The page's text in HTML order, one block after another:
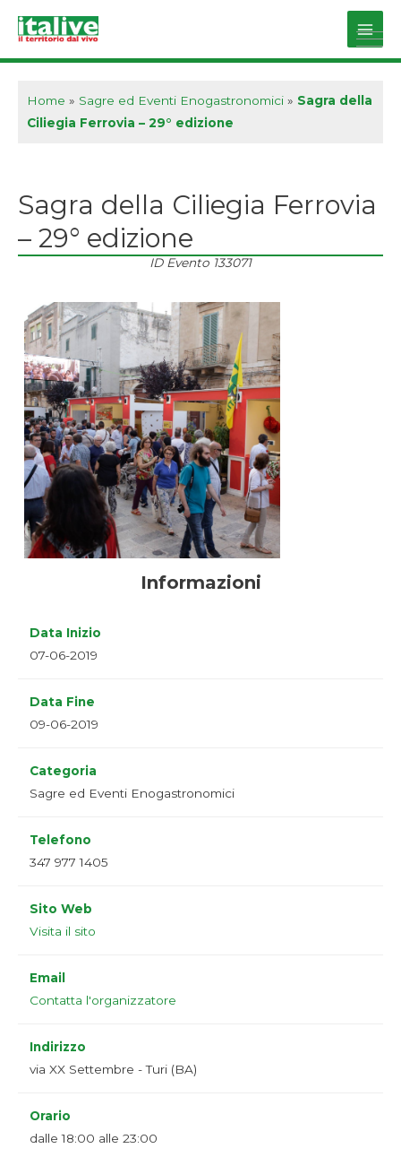
Main
Home » Sagre ed Eventi Enogastronomici » Sagra della
Ciliegia Ferrovia – 29° edizione
Sagra della Ciliegia Ferrovia
– 29° edizione
ID Evento 133071
Informazioni
Data Inizio
07-06-2019
Data Fine
09-06-2019
Categoria
Sagre ed Eventi Enogastronomici
Telefono
347 977 1405
Sito Web
Visita il sito
Email
Contatta l'organizzatore
Indirizzo
via XX Settembre - Turi (BA)
Orario
dalle 18:00 alle 23:00